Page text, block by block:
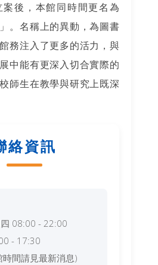
後，本館同時間更名為
。名稱上的異動，為圖書
務注入了更多的活力，與
中能有更深入切合實際的
師生在教學與研究上既深
絡資訊
08:00 - 22:00
- 17:30
時間請見最新消息)